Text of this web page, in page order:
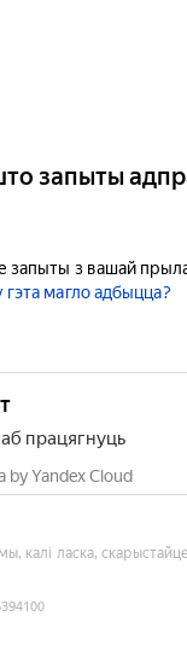
запыты
запыты з вашай
магло адбыцца?
працягнуць
by Yandex Cloud
калі ласка, скарыстайце